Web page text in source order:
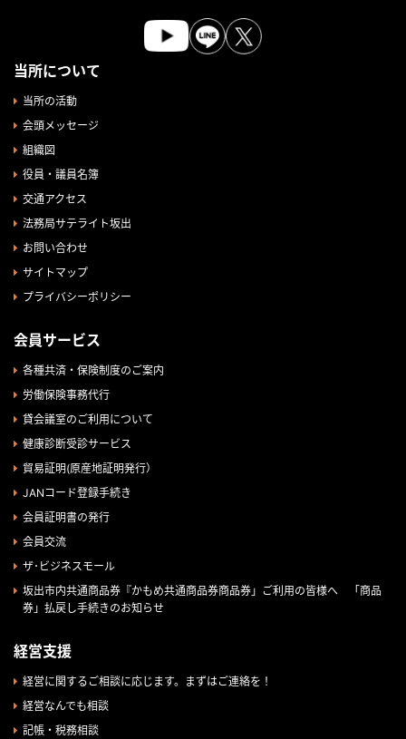
当所について
当所の活動
会頭メッセージ
組織図
役員・議員名簿
交通アクセス
法務局サテライト坂出
お問い合わせ
サイトマップ
プライバシーポリシー
会員サービス
各種共済・保険制度のご案内
労働保険事務代行
貸会議室のご利用について
健康診断受診サービス
貿易証明(原産地証明発行）
JANコード登録手続き
会員証明書の発行
会員交流
ザ･ビジネスモール
坂出市内共通商品券『かもめ共通商品券商品券」ご利用の皆様へ 「商品
券」払戻し手続きのお知らせ
経営支援
経営に関するご相談に応じます。まずはご連絡を！
経営なんでも相談
記帳・税務相談